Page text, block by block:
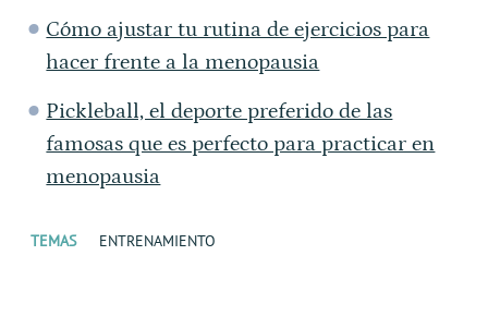
Cómo ajustar tu rutina de ejercicios para
hacer frente a la menopausia
Pickleball, el deporte preferido de las
famosas que es perfecto para practicar en
menopausia
TEMAS ENTRENAMIENTO